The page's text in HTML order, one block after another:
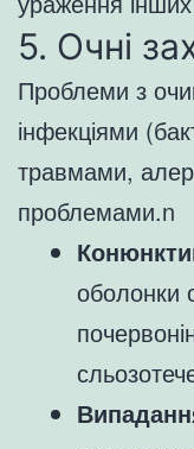
5. Очні
Проблеми з
інфекціями
травмами,
проблемами.n
оболонки